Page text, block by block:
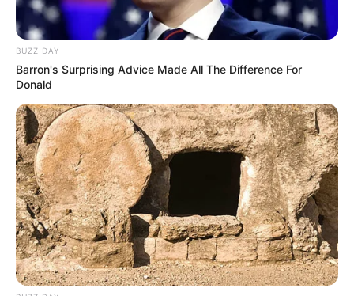
dargestellt. Dabei wird sowohl auf die großen
Veränderungen in der Entwicklung der Eisenbahn
als auch deren Umfeld eingegangen. Informationen
Erlebnispark Schloss Thurn - Eine Kombination aus
Kulturgeschichte, Natur, Tieren und jeder Menge
Freizeitspaß bietet der Park der barocken
Schlossanlage Thurn in Heroldsbach. Er ist ein bei
Kindern und Erwachsenen gleichermaßen beliebtes
Ausflugsziel. Informationen unter
www.schloss-thur
n.de.
Hier geht es zu weiterenKinderausflugszielen in Ba
yernmitZooparksundBademöglichkeitensowie zu
allen anderen Ausflugszielen und
BUZZ DAY
Barron's Surprising Advice Made All The Difference For
Donald